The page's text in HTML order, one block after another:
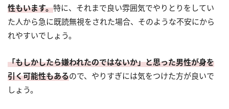
性もいます。特に、それまで良い雰囲気でやりとりをしてい
た人から急に既読無視をされた場合、そのような不安にから
れやすいでしょう。
「もしかしたら嫌われたのではないか」と思った男性が身を
引く可能性もあるので、やりすぎには気をつけた方が良いで
しょう。